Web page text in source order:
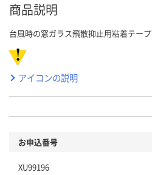
商品説明
台風時の窓ガラス飛散抑止用粘着テープ
アイコンの説明
お申込番号
XU99196